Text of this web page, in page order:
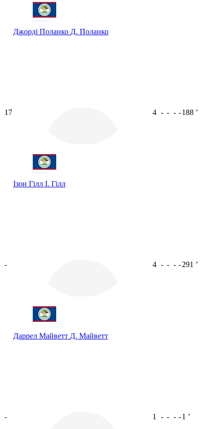
Джорді Поланко Д. Поланко
17
Ізон Гілл І. Гілл
4 - - - -188 ʼ
-
Даррел Майветт Д. Майветт
4 - - - -291 ʼ
- 1 - - - -1 ʼ